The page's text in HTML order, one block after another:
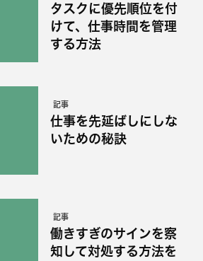
タスクに優先順位を付
けて、仕事時間を管理
する方法
記事
仕事を先延ばしにしな
いための秘訣
記事
働きすぎのサインを察
知して対処する方法を